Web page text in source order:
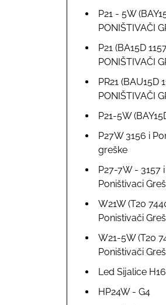
P21 - 5W
PONIŠTIVAČI
P21 (BA15D
PONIŠTIVAČI
PR21 (BAU15D
PONIŠTIVAČI
P21-5W
P27W 3156 i
greške
P27-7W - 3157 i
Poništivaci
W21W (T20
Ponistivači
W21-5W (T20
Poništivači
Led Sijalice H16
HP24W - G4